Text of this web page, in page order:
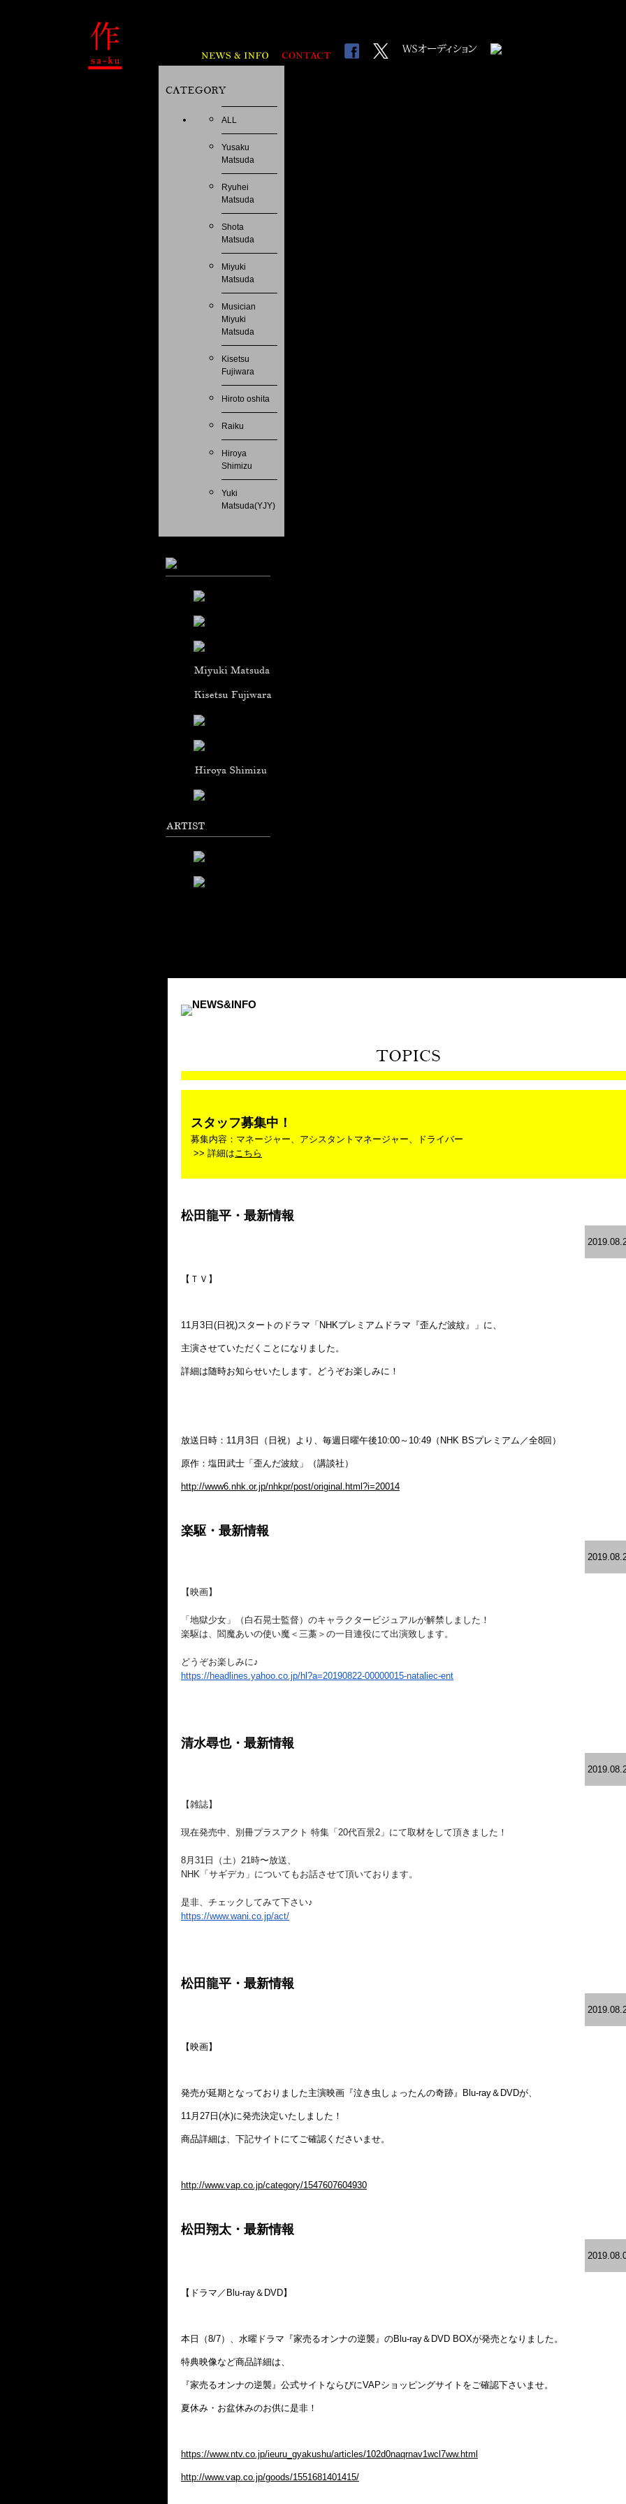
ALL
Yusaku
Matsuda
Ryuhei
Matsuda
Shota
Matsuda
Miyuki
Matsuda
Musician
Miyuki
Matsuda
Kisetsu
Fujiwara
Hiroto oshita
Raiku
Hiroya
Shimizu
Yuki
Matsuda(YJY)
スタッフ募集中！
募集内容：マネージャー、アシスタントマネージャー、ドライバー
>> 詳細は こちら
松田龍平・最新情報
【ＴＶ】
11月3日(日祝)スタートのドラマ「NHKプレミアムドラマ『歪んだ波紋』」に、
主演させていただくことになりました。
詳細は随時お知らせいたします。どうぞお楽しみに！
放送日時：11月3日（日祝）より、毎週日曜午後10:00～10:49（NHK BSプレミアム／全8回）
原作：塩田武士「歪んだ波紋」（講談社）
http://www6.nhk.or.jp/nhkpr/post/original.html?i=20014
楽駆・最新情報
【映画】
「地獄少女」（白石晃士監督） のキャラクタービジュアルが解禁しました！
楽駆は、閻魔あいの使い魔＜三藁＞の一目連役にて出演致します。
どうぞお楽しみに♪
https://headlines.yahoo.co.jp/hl?a=20190822-00000015-nataliec-ent
清水尋也・最新情報
【雑誌】
現在発売中、別冊プラスアクト 特集「20代百景2」にて取材をして頂きました！
8月31日（土）21時〜放送、
NHK「サギデカ」についてもお話させて頂いております。
是非、チェックしてみて下さい♪
https://www.wani.co.jp/act/
松田龍平・最新情報
【映画】
発売が延期となっておりました主演映画『泣き虫しょったんの奇跡』Blu-ray＆DVDが、
11月27日(水)に発売決定いたしました！
商品詳細は、下記サイトにてご確認くださいませ。
http://www.vap.co.jp/category/1547607604930
松田翔太・最新情報
【ドラマ／Blu-ray＆DVD】
本日（8/7）、水曜ドラマ『家売るオンナの逆襲』のBlu-ray＆DVD BOXが発売となりました。
特典映像など商品詳細は、
『家売るオンナの逆襲』公式サイトならびにVAPショッピングサイトをご確認下さいませ。
夏休み・お盆休みのお供に是非！
https://www.ntv.co.jp/ieuru_gyakushu/articles/102d0naqrnav1wcl7ww.html
http://www.vap.co.jp/goods/1551681401415/